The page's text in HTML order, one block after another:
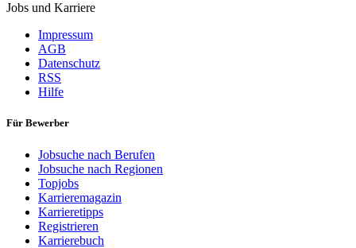
Jobs und Karriere
Impressum
AGB
Datenschutz
RSS
Hilfe
Für Bewerber
Jobsuche nach Berufen
Jobsuche nach Regionen
Topjobs
Karrieremagazin
Karrieretipps
Registrieren
Karrierebuch